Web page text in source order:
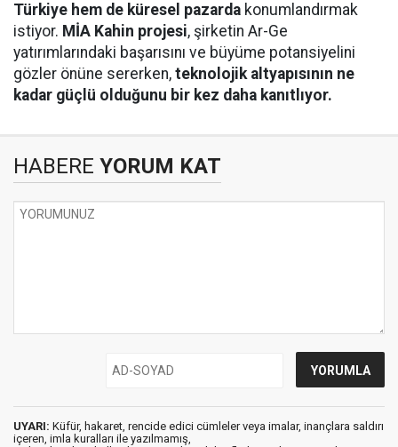
Türkiye hem de küresel pazarda konumlandırmak
istiyor. MİA Kahin projesi, şirketin Ar-Ge
yatırımlarındaki başarısını ve büyüme potansiyelini
gözler önüne sererken, teknolojik altyapısının ne
kadar güçlü olduğunu bir kez daha kanıtlıyor.
HABERE YORUM KAT
UYARI: Küfür, hakaret, rencide edici cümleler veya imalar, inançlara saldırı
içeren, imla kuralları ile yazılmamış,